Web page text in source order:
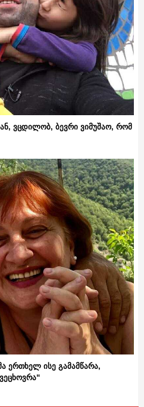
ვცდილობ, ბევრი ვიმუშაო, რომ
ერთხელ ისე გამამწარა,